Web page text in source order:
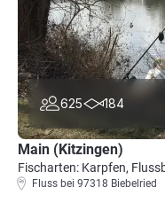
625 184
Main (Kitzingen)
Fischarten: Karpfen,
Fluss bei 97318 Biebelried